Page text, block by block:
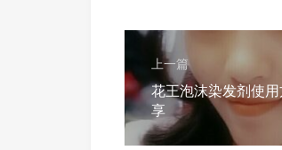
上一篇
花王泡沫染发剂使
享